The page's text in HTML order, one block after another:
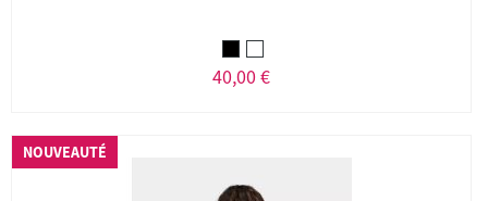
40,00 €
NOUVEAUTÉ